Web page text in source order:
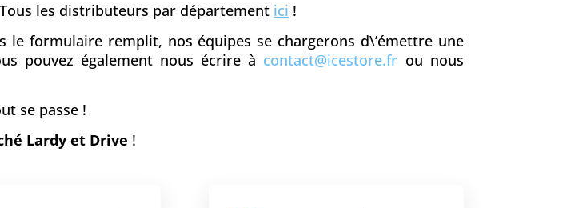
les distributeurs par département ici !
le formulaire remplit, nos équipes se chargerons d\’émettre une
pouvez également nous écrire à contact@icestore.fr ou nous
se passe !
Lardy et Drive !